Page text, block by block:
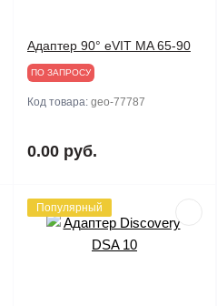
Адаптер 90° eVIT MA 65-90
ПО ЗАПРОСУ
Код товара: geo-77787
0.00 руб.
Популярный